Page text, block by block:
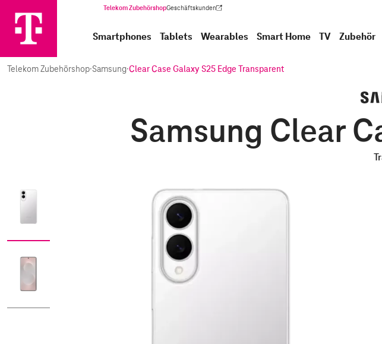
Telekom ZubehörshopGeschäftskunden
(Wird in einem neuen Tab geöffnet)
Smartphones Tablets Wearables Smart Home TV Zubehör
Telekom Zubehörshop·Samsung·Clear Case Galaxy S25 Edge Transparent
Samsung Clear